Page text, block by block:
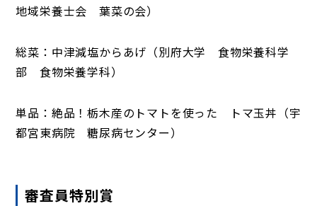
地域栄養士会 葉菜の会）
総菜：中津減塩からあげ（別府大学 食物栄養科学
部 食物栄養学科）
単品：絶品！栃木産のトマトを使った トマ玉丼（宇
都宮東病院 糖尿病センター）
審査員特別賞